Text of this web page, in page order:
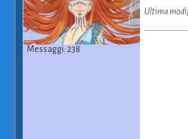
Messaggi: 238
Ultima